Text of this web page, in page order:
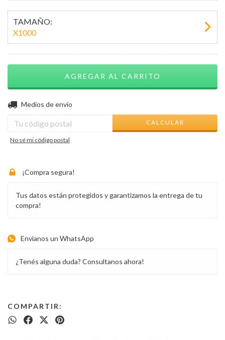
TAMAÑO:
X1000
Entregas para el CP:
Medios de envío
CALCULAR
No sé mi código postal
¡Compra segura!
Tus datos están protegidos y garantizamos la entrega de tu
compra!
Envianos un WhatsApp
¿Tenés alguna duda? Consultanos ahora!
COMPARTIR: